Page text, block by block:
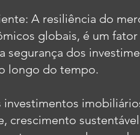
A resiliência do
globais, é um
segurança dos
longo do tempo.
investimentos
crescimento